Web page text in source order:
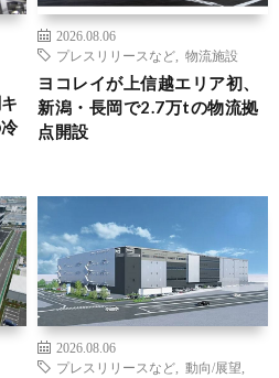
2026.08.06
プレスリリースなど
物流施設
ヨコレイが上信越エリア初、
新潟・長岡で2.7万tの物流拠
点開設
2026.08.06
プレスリリースなど
動向/展望